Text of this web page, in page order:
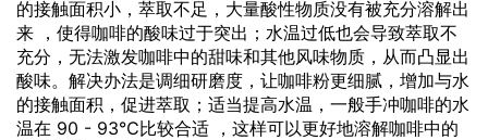
的接触面积小，萃取不足，大量酸性物质没有被充分溶解出
来 ，使得咖啡的酸味过于突出；水温过低也会导致萃取不
充分，无法激发咖啡中的甜味和其他风味物质，从而凸显出
酸味。解决办法是调细研磨度，让咖啡粉更细腻，增加与水
的接触面积，促进萃取；适当提高水温，一般手冲咖啡的水
温在 90 - 93℃比较合适 ，这样可以更好地溶解咖啡中的